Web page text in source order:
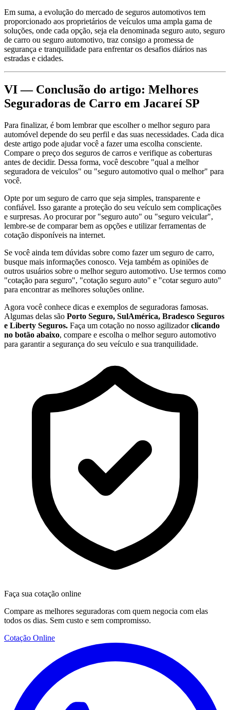
Em suma, a evolução do mercado de seguros automotivos tem
proporcionado aos proprietários de veículos uma ampla gama de
soluções, onde cada opção, seja ela denominada seguro auto, seguro
de carro ou seguro automotivo, traz consigo a promessa de
segurança e tranquilidade para enfrentar os desafios diários nas
estradas e cidades.
VI — Conclusão do artigo: Melhores
Seguradoras de Carro em Jacareí SP
Para finalizar, é bom lembrar que escolher o melhor seguro para
automóvel depende do seu perfil e das suas necessidades. Cada dica
deste artigo pode ajudar você a fazer uma escolha consciente.
Compare o preço dos seguros de carros e verifique as coberturas
antes de decidir. Dessa forma, você descobre "qual a melhor
seguradora de veiculos" ou "seguro automotivo qual o melhor" para
você.
Opte por um seguro de carro que seja simples, transparente e
confiável. Isso garante a proteção do seu veículo sem complicações
e surpresas. Ao procurar por "seguro auto" ou "seguro veicular",
lembre-se de comparar bem as opções e utilizar ferramentas de
cotação disponíveis na internet.
Se você ainda tem dúvidas sobre como fazer um seguro de carro,
busque mais informações conosco. Veja também as opiniões de
outros usuários sobre o melhor seguro automotivo. Use termos como
"cotação para seguro", "cotação seguro auto" e "cotar seguro auto"
para encontrar as melhores soluções online.
Agora você conhece dicas e exemplos de seguradoras famosas.
Algumas delas são Porto Seguro, SulAmérica, Bradesco Seguros
e Liberty Seguros. Faça um cotação no nosso agilizadorclicando
no botão abaixo, compare e escolha o melhor seguro automotivo
para garantir a segurança do seu veículo e sua tranquilidade.
Faça sua cotação online
Compare as melhores seguradoras com quem negocia com elas
todos os dias. Sem custo e sem compromisso.
Cotação Online